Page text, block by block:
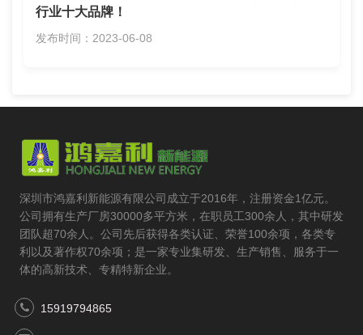
行业十大品牌！
发布时间：2023-06-08
深圳市鸿嘉利新能源有限公司成立于2016年，注册资金1亿元。
公司拥有生产厂房30000多平方米，在职员工300余人，其中研发
团队超70余人。公司先后获得各类认证、荣誉100余项，各类专
利以及著作权70余项；是一家专业集研发、生产销售、服务于一
体的高新技术、专精特新企业。
15919794865